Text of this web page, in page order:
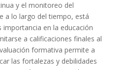
y el monitoreo del
a lo largo del tiempo, está
importancia en la educación
a calificaciones finales al
formativa permite a
las fortalezas y debilidades